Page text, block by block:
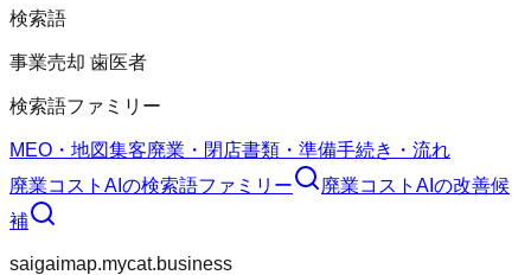
検索語
事業売却 歯医者
検索語ファミリー
MEO・地図集客廃業・閉店書類・準備手続き・流れ
廃業コストAI の検索語ファミリー 廃業コストAI の改善候
補
saigaimap.mycat.business